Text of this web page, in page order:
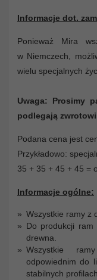
Informacje dot.
Ponieważ Mira
w Niemczech,
wielu specjalnych
Uwaga: Prosimy
podlegają
Podana cena jest
Przykładowo:
35 + 35 + 45 + 45 =
Informacje ogólne:
Wszystkie ramy z
Do produkcji ram
drewna.
Wszystkie
odpowiednim do
stabilnych